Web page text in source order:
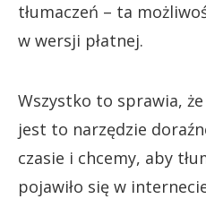
tłumaczeń – ta
w wersji płatnej.
Wszystko to sprawia,
jest to narzędzie
czasie i chcemy, aby
pojawiło się w